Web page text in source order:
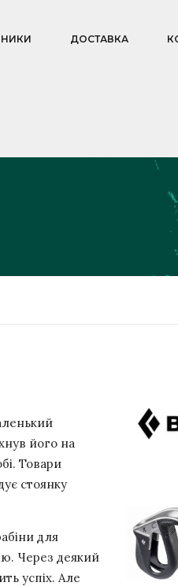
ДОСТАВКА
його на
Товари
стоянку
для
Через деякий
успіх. Але